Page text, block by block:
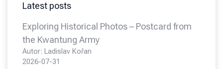
Latest posts
Exploring Historical Photos – Postcard from
the Kwantung Army
Autor: Ladislav Kořan
2026-07-31